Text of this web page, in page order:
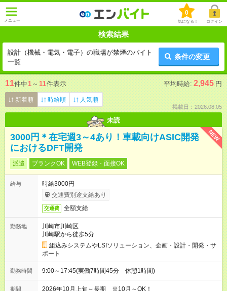
メニュー
0
気になる！ ログイン
検索結果
設計（機械・電気・電子）の職場が禁煙のバイト
一覧
条件の変更
11件中1 ～ 11件表示 平均時給: 2,945 円
新着順 時給順 人気順
掲載日：2026.08.05
未読
NEW
3000円＊在宅週3～4あり！車載向けASIC開発
におけるDFT開発
派遣 ブランクOK WEB登録・面接OK
給与
時給3000円
交通費別途支給あり
交通費 全額支給
勤務地
川崎市川崎区
川崎駅から徒歩5分
組込みシステムやLSIソリューション、企画・設計・開発・サ
ポート
勤務時間 9:00～17:45(実働7時間45分 休憩1時間)
期間 2026年10月上旬～長期 ※10月～OK！